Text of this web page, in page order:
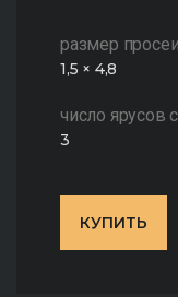
размер
1,5 × 4,8
число ярусов
3
КУПИТЬ